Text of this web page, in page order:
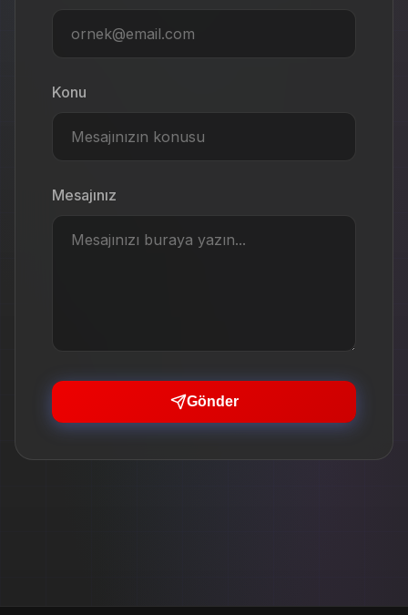
Konu
Mesajınız
Gönder